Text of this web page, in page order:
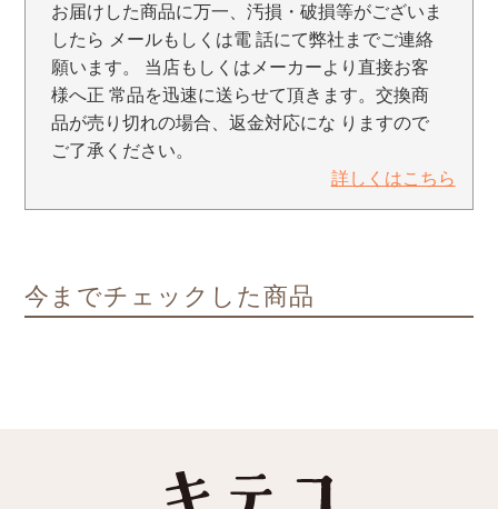
お届けした商品に万一、汚損・破損等がございま
したら メールもしくは電 話にて弊社までご連絡
願います。 当店もしくはメーカーより直接お客
様へ正 常品を迅速に送らせて頂きます。交換商
品が売り切れの場合、返金対応にな りますので
ご了承ください。
詳しくはこちら
今までチェックした商品